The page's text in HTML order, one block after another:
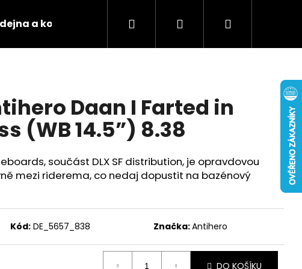
a kontakty Podporujeme Tabulky velikostí
Hledat PřihlášeníNákupní
Daan I Farted in
(WB 14.5”) 8.38
součást DLX SF distribution, je opravdovou
mezi riderema, co nedaj dopustit na bazénový
Kód: DE_5657_838 Značka:Antihero
DO KOŠÍKU